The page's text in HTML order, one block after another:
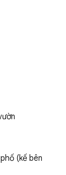
(kế bên